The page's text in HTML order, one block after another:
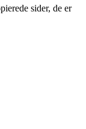
sider, de er